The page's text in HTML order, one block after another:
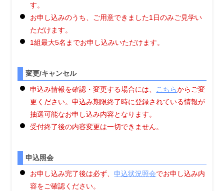
す。
お申し込みのうち、ご用意できました1日のみご見学い
ただけます。
1組最大5名までお申し込みいただけます。
変更/キャンセル
申込み情報を確認・変更する場合には、 こちらからご変
更ください。申込み期限終了時に登録されている情報が
抽選可能なお申し込み内容となります。
受付終了後の内容変更は一切できません。
申込照会
お申し込み完了後は必ず、 申込状況照会でお申し込み内
容をご確認ください。